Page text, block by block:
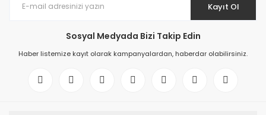
Kayıt Ol
Sosyal Medyada Bizi Takip Edin
Haber listemize kayıt olarak kampanyalardan, haberdar olabilirsiniz.